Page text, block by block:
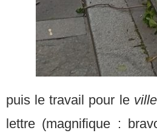
puis le travail pour le
lettre (magnifique :